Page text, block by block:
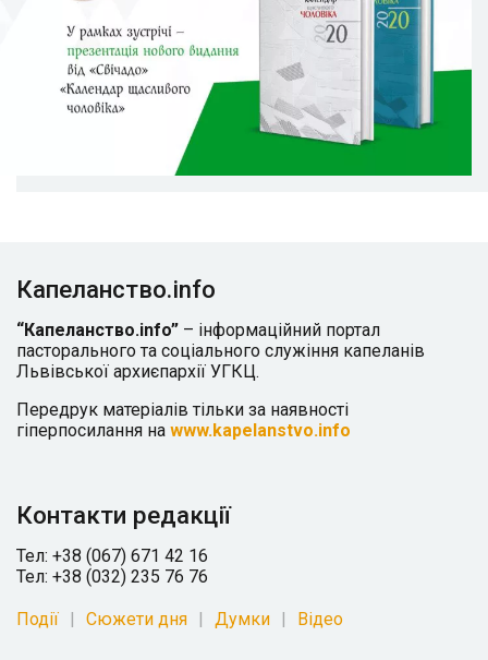
Капеланство.info
“Капеланство.info” – інформаційний портал
пасторального та соціального служіння капеланів
Львівської архиєпархії УГКЦ.
Передрук матеріалів тільки за наявності
гіперпосилання на www.kapelanstvo.info
Контакти редакції
Тел: +38 (067) 671 42 16
Тел: +38 (032) 235 76 76
Події Сюжети дня Думки Відео